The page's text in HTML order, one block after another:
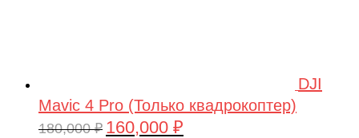
DJI
Mavic 4 Pro (Только квадрокоптер)
180,000₽ Первоначальная
160,000 ₽